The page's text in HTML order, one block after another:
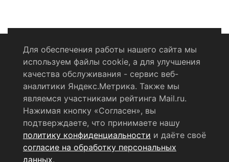
Политика конфиденциальности
Согласие на обработку персональных данных
RSS-лента
© 2004 - 2026 Сетевое издание Щёлковское ТВ.
Свидетельство о регистрации СМИ
Для обеспечения работы нашего сайта мы
используем файлы cookie, а для улучшения
качества обслуживания - сервис веб-
аналитики Яндекс.Метрика. Также мы
являемся участниками рейтинга Mail.ru.
Нажимая кнопку «Согласен», вы
подтверждаете, что принимаете нашу
политику конфиденциальности и даёте своё
согласие на обработку персональных
данных.